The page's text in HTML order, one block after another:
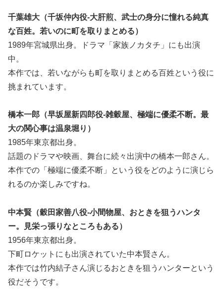
千葉雄大（千坂仲内役-大肝煎、武士の身分に憧れる純真
な百姓。若いのに町を取りまとめる）
1989年宮城県出身。ドラマ「家族ノカタチ」にも出演
中。
本作では、若いながらも町を取りまとめる百姓という役に
挑まれています。
橋本一郎（早坂屋新四郎役-雑穀屋、極端に優柔不断。最
大の関心事は温泉堀り）
1985年東京都出身。
話題のドラマや映画、舞台に続々出演中の橋本一郎さん。
本作での「極端に優柔不断」という役をどのように演じら
れるのか楽しみですね。
中本賢（穀田家善八役-小間物屋、おときを狙うハンタ
ー。見栄っ張りなところもある）
1956年東京都出身。
下町ロケットにも出演されていた中本賢さん。
本作では竹内結子さん演じるおときを狙うハンターという
役だそうです。